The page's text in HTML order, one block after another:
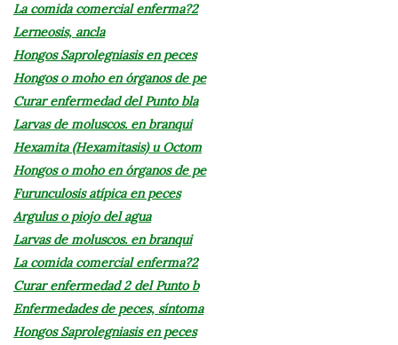
La comida comercial enferma?2
Lerneosis, ancla
Hongos Saprolegniasis en peces
Hongos o moho en órganos de pe
Curar enfermedad del Punto bla
Larvas de moluscos. en branqui
Hexamita (Hexamitasis) u Octom
Hongos o moho en órganos de pe
Furunculosis atípica en peces
Argulus o piojo del agua
Larvas de moluscos. en branqui
La comida comercial enferma?2
Curar enfermedad 2 del Punto b
Enfermedades de peces, síntoma
Hongos Saprolegniasis en peces